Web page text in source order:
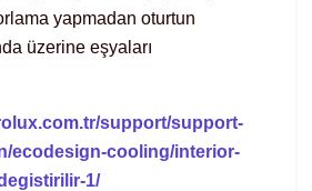
yapmadan oturtun
üzerine eşyaları
support/support-
ecodesign-cooling/interior-
1/